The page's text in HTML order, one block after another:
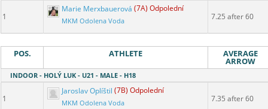
1
Marie Merxbauerová (7A) Odpolední
MKM Odolena Voda 7.25 after 60
POS. ATHLETE AVERAGE
ARROW
INDOOR - HOLÝ LUK - U21 - MALE - H18
1
Jaroslav Oplíštil (7B) Odpolední
MKM Odolena Voda 7.35 after 60